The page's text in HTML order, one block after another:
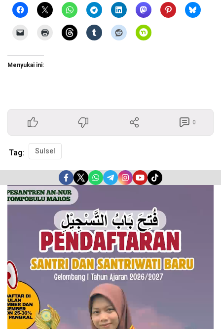
Menyukai ini:
0
Tag: Sulsel
Pemutar
Video